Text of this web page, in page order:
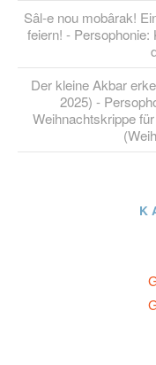
Sâl-e nou mobârak!
feiern! - Persophonie:
Der kleine Akbar
2025) -
Weihnachtskrippe